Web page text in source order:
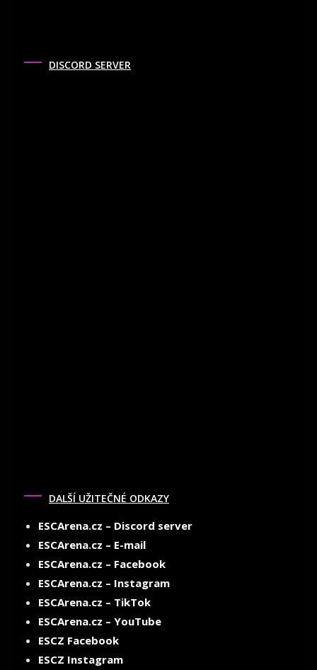
DISCORD SERVER
DALŠÍ UŽITEČNÉ ODKAZY
ESCArena.cz – Discord server
ESCArena.cz – E-mail
ESCArena.cz – Facebook
ESCArena.cz – Instagram
ESCArena.cz – TikTok
ESCArena.cz – YouTube
ESCZ Facebook
ESCZ Instagram